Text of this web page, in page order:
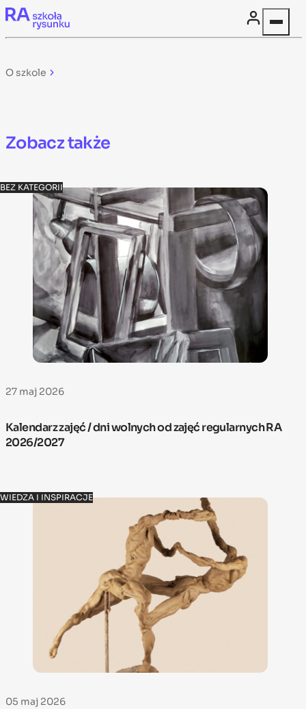
Skip to content
O szkole
Zobacz także
BEZ KATEGORII
27 maj 2026
Kalendarz zajęć / dni wolnych od zajęć regularnych RA
2026/2027
WIEDZA I INSPIRACJE
05 maj 2026